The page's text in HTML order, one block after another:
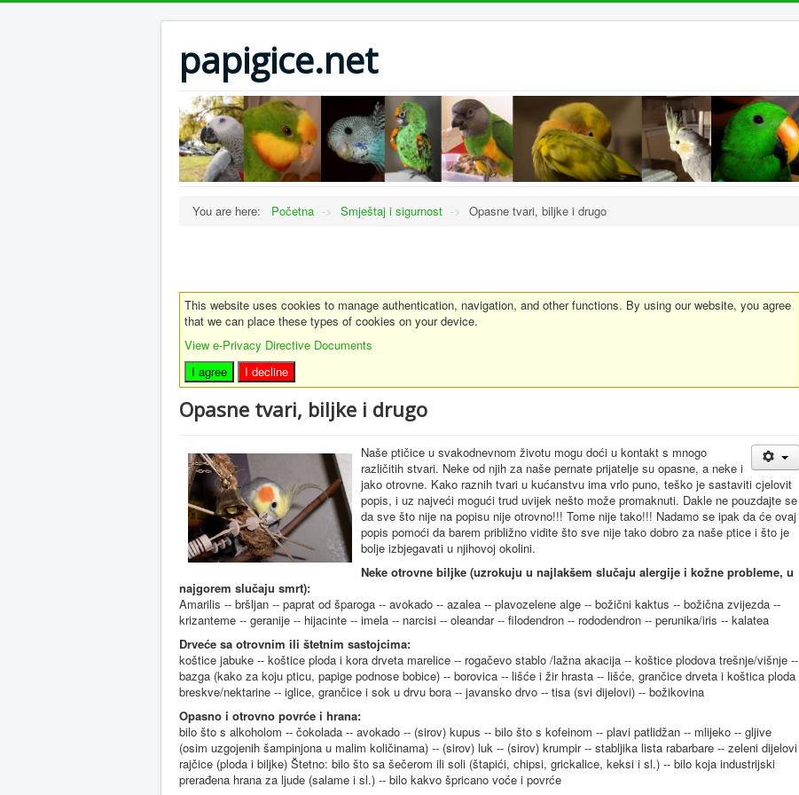
papigice.net
You are here: Početna -> Smještaj i sigurnost -> Opasne tvari, biljke i drugo
This website uses cookies to manage authentication, navigation, and other functions. By using our website, you agree
that we can place these types of cookies on your device.
View e-Privacy Directive Documents
I agree
I decline
Opasne tvari, biljke i drugo
Naše ptičice u svakodnevnom životu mogu doći u kontakt s mnogo
različitih stvari. Neke od njih za naše pernate prijatelje su opasne, a neke i
jako otrovne. Kako raznih tvari u kućanstvu ima vrlo puno, teško je sastaviti cjelovit
popis, i uz najveći mogući trud uvijek nešto može promaknuti. Dakle ne pouzdajte se
da sve što nije na popisu nije otrovno!!! Tome nije tako!!! Nadamo se ipak da će ovaj
popis pomoći da barem približno vidite što sve nije tako dobro za naše ptice i što je
bolje izbjegavati u njihovoj okolini.
Neke otrovne biljke (uzrokuju u najlakšem slučaju alergije i kožne probleme, u
najgorem slučaju smrt):
Amarilis -- bršljan -- paprat od šparoga -- avokado -- azalea -- plavozelene alge -- božični kaktus -- božična zvijezda --
krizanteme -- geranije -- hijacinte -- imela -- narcisi -- oleandar -- filodendron -- rododendron -- perunika/iris -- kalatea
Drveće sa otrovnim ili štetnim sastojcima:
koštice jabuke -- koštice ploda i kora drveta marelice -- rogačevo stablo /lažna akacija -- koštice plodova trešnje/višnje --
bazga (kako za koju pticu, papige podnose bobice) -- borovica -- lišće i žir hrasta -- lišće, grančice drveta i koštica ploda
breskve/nektarine -- iglice, grančice i sok u drvu bora -- javansko drvo -- tisa (svi dijelovi) -- božikovina
Opasno i otrovno povrće i hrana:
bilo što s alkoholom -- čokolada -- avokado -- (sirov) kupus -- bilo što s kofeinom -- plavi patlidžan -- mlijeko -- gljive
(osim uzgojenih šampinjona u malim količinama) -- (sirov) luk -- (sirov) krumpir -- stabljika lista rabarbare -- zeleni dijelovi
rajčice (ploda i biljke) Štetno: bilo što sa šečerom ili soli (štapići, chipsi, grickalice, keksi i sl.) -- bilo koja industrijski
prerađena hrana za ljude (salame i sl.) -- bilo kakvo špricano voće i povrće